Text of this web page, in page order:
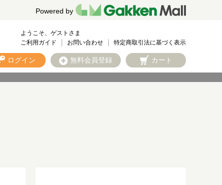
Powered by
ようこそ、ゲストさま
ご利用ガイド
お問い合わせ 特定商取引法に基づく表示
ログイン 無料会員登録 カート